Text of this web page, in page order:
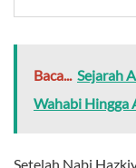
Baca... Sejarah
Wahabi Hingga
Setelah Nabi